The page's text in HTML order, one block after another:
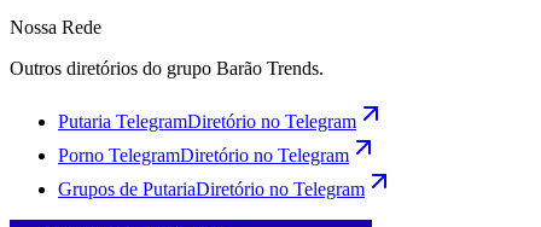
Nossa Rede
Outros diretórios do grupo Barão Trends.
Putaria TelegramDiretório no Telegram
Porno TelegramDiretório no Telegram
Grupos de PutariaDiretório no Telegram